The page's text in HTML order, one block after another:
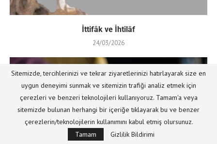
İttifâk ve İhtilâf
24/03/2026
Sitemizde, tercihlerinizi ve tekrar ziyaretlerinizi hatırlayarak size en
uygun deneyimi sunmak ve sitemizin trafiği analiz etmek için
çerezleri ve benzeri teknolojileri kullanıyoruz. Tamam'a veya
sitemizde bulunan herhangi bir içeriğe tıklayarak bu ve benzer
çerezlerin/teknolojilerin kullanımını kabul etmiş olursunuz.
Tamam
Gizlilik Bildirimi